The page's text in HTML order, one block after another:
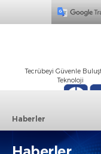
Tecrübeyi Güvenle
Teknoloji
Haberler